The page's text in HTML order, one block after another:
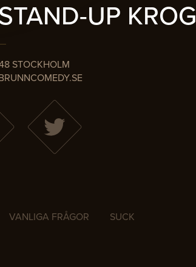
UP KROG
STOCKHOLM
VANLIGA FRÅGOR SUCK